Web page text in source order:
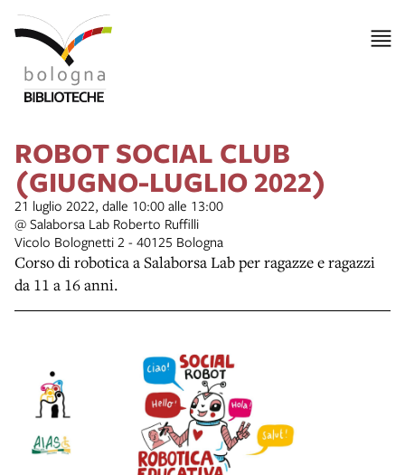
ROBOT SOCIAL CLUB
(GIUGNO-LUGLIO 2022)
21 luglio 2022, dalle 10:00 alle 13:00
@ Salaborsa Lab Roberto Ruffilli
Vicolo Bolognetti 2 - 40125 Bologna
Corso di robotica a Salaborsa Lab per ragazze e ragazzi
da 11 a 16 anni.